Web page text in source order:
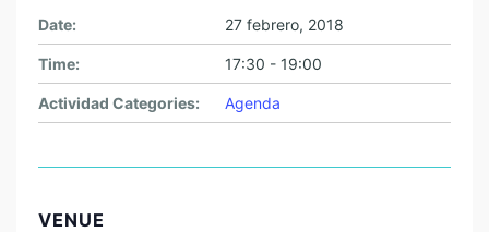
Date: 27 febrero, 2018
Time: 17:30 - 19:00
Actividad Categories: Agenda
VENUE